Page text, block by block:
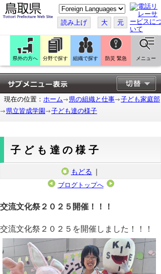
こ
の
ペ
ー
ジ
翻
訳
す
る
読み上げ 大 元
県外の方へ 分野で探す 組織で探す 防災 緊急 メニュー
現在の位置： ホーム 県の組織と仕事
子ども家庭部
県立皆成学園
子ども達の様子
子ども達の様子
もどる ｜
ブログトップへ
交流文化祭２０２５開催！！！
交流文化祭２０２５を開催しました！！！